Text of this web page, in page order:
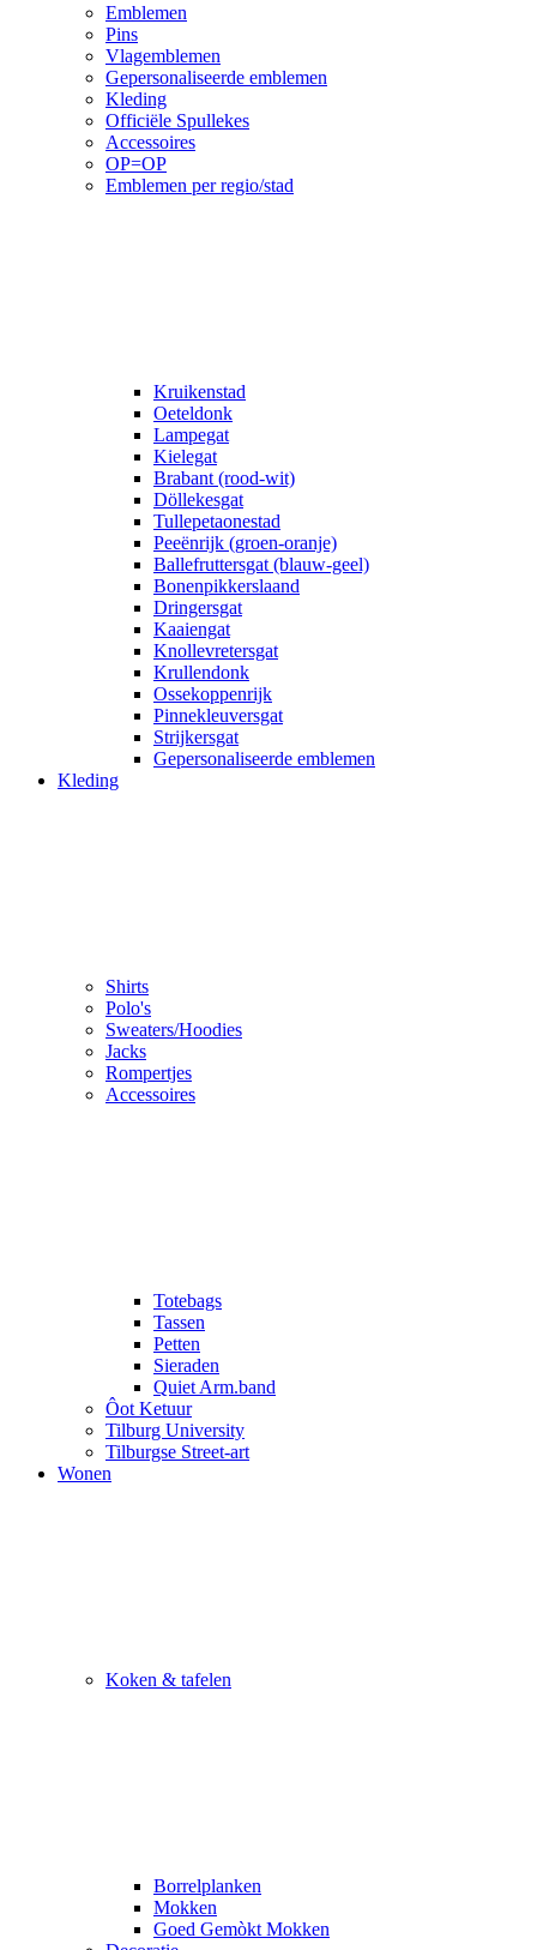
Emblemen
Pins
Vlagemblemen
Gepersonaliseerde emblemen
Kleding
Officiële Spullekes
Accessoires
OP=OP
Emblemen per regio/stad
Kruikenstad
Oeteldonk
Lampegat
Kielegat
Brabant (rood-wit)
Döllekesgat
Tullepetaonestad
Peeënrijk (groen-oranje)
Ballefruttersgat (blauw-geel)
Bonenpikkerslaand
Dringersgat
Kaaiengat
Knollevretersgat
Krullendonk
Ossekoppenrijk
Pinnekleuversgat
Strijkersgat
Gepersonaliseerde emblemen
Kleding
Shirts
Polo's
Sweaters/Hoodies
Jacks
Rompertjes
Accessoires
Totebags
Tassen
Petten
Sieraden
Quiet Arm.band
Ôot Ketuur
Tilburg University
Tilburgse Street-art
Wonen
Koken & tafelen
Borrelplanken
Mokken
Goed Gemòkt Mokken